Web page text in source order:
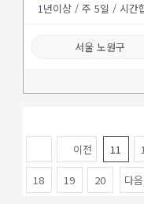
1년이상 / 주 5일 / 시간
서울 노원구
이전 11
18 19 20 다음